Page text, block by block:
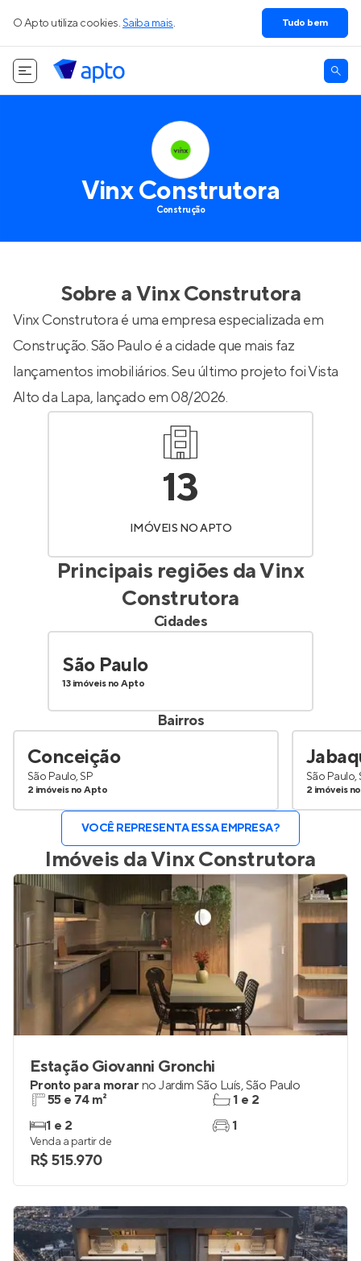
O Apto utiliza cookies. Saiba mais. Tudo bem
Vinx Construtora
Construção
Sobre aVinx Construtora
Vinx Construtora é uma empresa especializada em
Construção. São Paulo é a cidade que mais faz
lançamentos imobiliários. Seu último projeto foiVista
Alto da Lapa, lançado em 08/2026.
13
IMÓVEIS NO APTO
Principais regiões daVinx
Construtora
Cidades
São Paulo
13 imóveis no Apto
Bairros
Conceição
São Paulo, SP
2 imóveis no Apto
São Paulo,
2 imóveis
VOCÊ REPRESENTA ESSA EMPRESA?
Imóveis daVinx Construtora
Estação Giovanni Gronchi
Pronto para morar no Jardim São Luís,São Paulo
55 e 74 m²
1 e 2
1 e 2
1
Venda a partir de
R$ 515.970